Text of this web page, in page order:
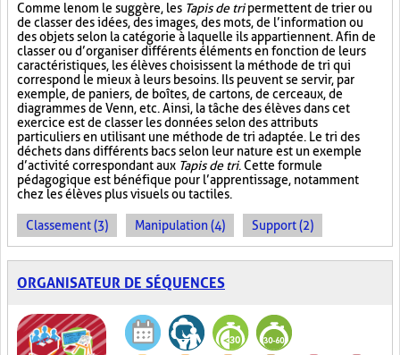
Comme le nom le suggère, les Tapis de tripermettent de trier ou
de classer des idées, des images, des mots, de l’information ou
des objets selon la catégorie à laquelle ils appartiennent. Afin de
classer ou d’organiser différents éléments en fonction de leurs
caractéristiques, les élèves choisissent la méthode de tri qui
correspond le mieux à leurs besoins. Ils peuvent se servir, par
exemple, de paniers, de boîtes, de cartons, de cerceaux, de
diagrammes de Venn, etc. Ainsi, la tâche des élèves dans cet
exercice est de classer les données selon des attributs
particuliers en utilisant une méthode de tri adaptée. Le tri des
déchets dans différents bacs selon leur nature est un exemple
d’activité correspondant aux Tapis de tri. Cette formule
pédagogique est bénéfique pour l’apprentissage, notamment
chez les élèves plus visuels ou tactiles.
Classement (3) Manipulation (4) Support (2)
ORGANISATEUR DE SÉQUENCES